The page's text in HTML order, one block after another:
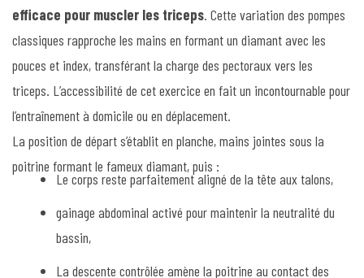
efficace pour muscler les triceps. Cette variation des pompes
classiques rapproche les mains en formant un diamant avec les
pouces et index, transférant la charge des pectoraux vers les
triceps. L’accessibilité de cet exercice en fait un incontournable pour
l’entraînement à domicile ou en déplacement.
La position de départ s’établit en planche, mains jointes sous la
poitrine formant le fameux diamant, puis :
Le corps reste parfaitement aligné de la tête aux talons,
gainage abdominal activé pour maintenir la neutralité du
bassin,
La descente contrôlée amène la poitrine au contact des